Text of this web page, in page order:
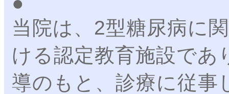
当院は、2型糖尿病に
ける認定教育施設であ
導のもと、診療に従事